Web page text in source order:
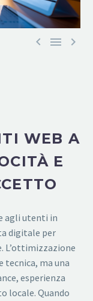
  
WEB A
E
agli utenti in
digitale per
L’ottimizzazione
tecnica, ma una
esperienza
locale. Quando